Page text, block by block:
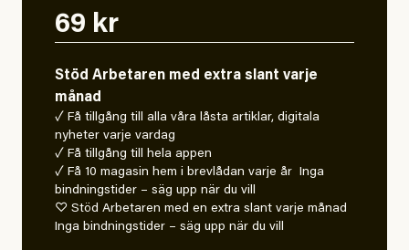
69 kr
Stöd Arbetaren med extra slant varje
månad
✓ Få tillgång till alla våra låsta artiklar, digitala
nyheter varje vardag
✓ Få tillgång till hela appen
✓ Få 10 magasin hem i brevlådan varje år Inga
bindningstider – säg upp när du vill
♡ Stöd Arbetaren med en extra slant varje månad
Inga bindningstider – säg upp när du vill